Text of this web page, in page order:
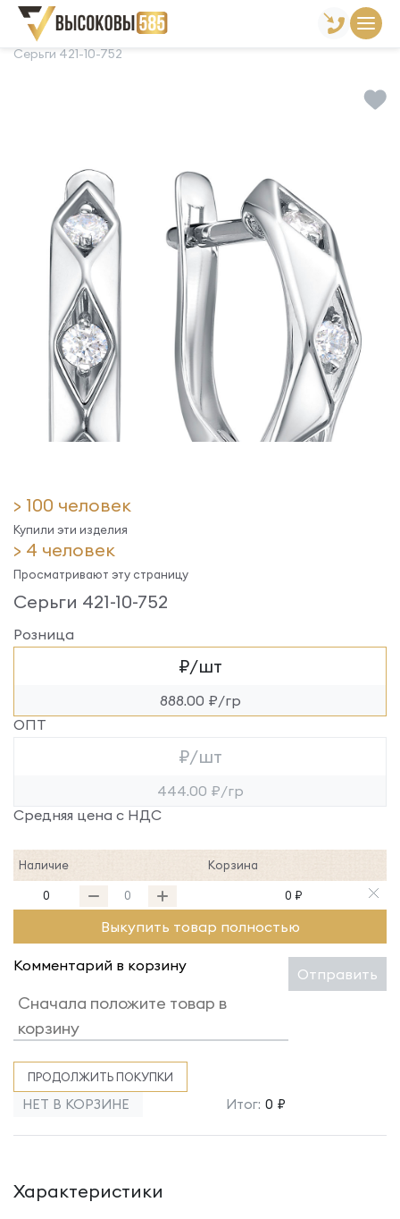
Главная Склад готовой продукции
Серьги 421-10-752
> 100 человек
Купили эти изделия
> 4 человек
Просматривают эту страницу
Серьги 421-10-752
Розница
₽/шт
888.00 ₽/гр
ОПТ
₽/шт
444.00 ₽/гр
Средняя цена с НДС
Наличие Корзина
0 0 ₽
Выкупить товар полностью
Комментарий в корзину Отправить
ПРОДОЛЖИТЬ ПОКУПКИ
НЕТ В КОРЗИНЕ Итог: 0 ₽
Характеристики